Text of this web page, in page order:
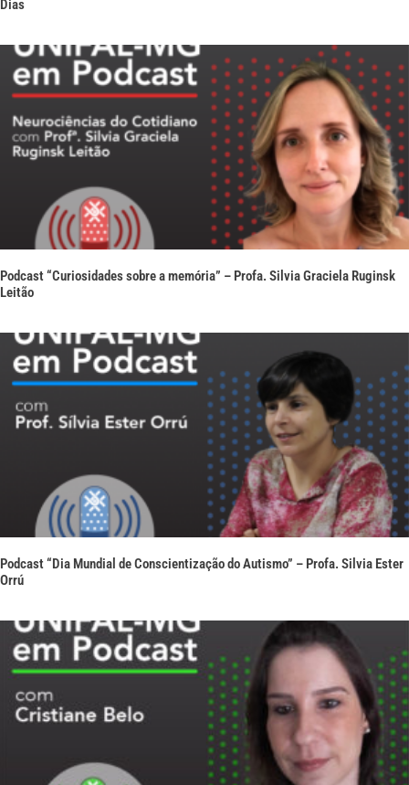
Dias
Podcast “Curiosidades sobre a memória” – Profa. Silvia Graciela Ruginsk
Leitão
Podcast “Dia Mundial de Conscientização do Autismo” – Profa. Silvia Ester
Orrú